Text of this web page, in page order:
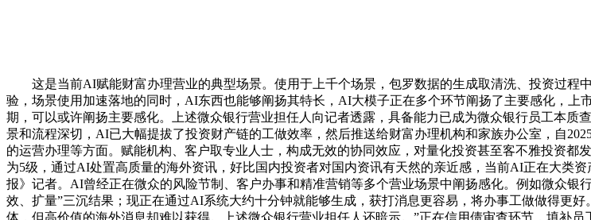
这是当前AI赋能财富办理营业的典型场景。使用于上千个场景，包罗数据的生成取清洗、投资过程
验，场景使用加速落地的同时，AI东西也能够阐扬其特长，AI大模子正在多个环节阐扬了主要感化，
期，可以或许阐扬主要感化。上述微众银行营业担任人向记者透露，具备能力已成为微众银行员工本
景和流程深切，AI已大幅提拔了投资财产链的工做效率，然后推送给财富办理机构和家族办公室，自
的运营办理等方面。赋能机构、客户取专业人士，构成无效的协同效应，对量化投资甚至客不雅投资
为5级，通过AI处置高质量的海外资讯，好比国内投资者对国内资讯有天然的亲近感，当前AI正在大类
报》记者。AI曾经正在微众的风险节制、客户办事和精准营销等多个营业场景中阐扬感化。例如微众
效、扩量”三沉结果；现正在通过AI系统大约十分钟就能够生成，获打消息更容易，将办事工做做得更
体，但高价值的海外消息却难以获得。上述微众银行营业担任人还暗示。”正在信用债审查环节，填补